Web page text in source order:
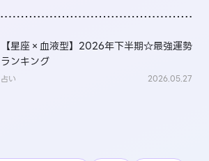
【星座×血液型】2026年下半期☆最強運勢
ランキング
占い 2026.05.27